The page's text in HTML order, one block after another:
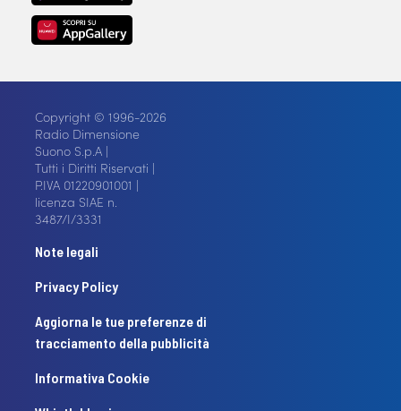
Copyright © 1996-2026
Radio Dimensione
Suono S.p.A |
Tutti i Diritti Riservati |
P.IVA 01220901001 |
licenza SIAE n.
3487/I/3331
Note legali
Privacy Policy
Aggiorna le tue preferenze di
tracciamento della pubblicità
Informativa Cookie